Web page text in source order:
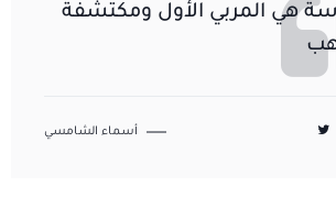
هي المربي الأول ومكتشفة
أسماء الشامسي